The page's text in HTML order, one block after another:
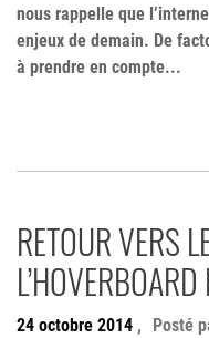
nous rappelle que
enjeux de demain. De
à prendre en compte...
RETOUR VERS
24 octobre 2014 , Posté